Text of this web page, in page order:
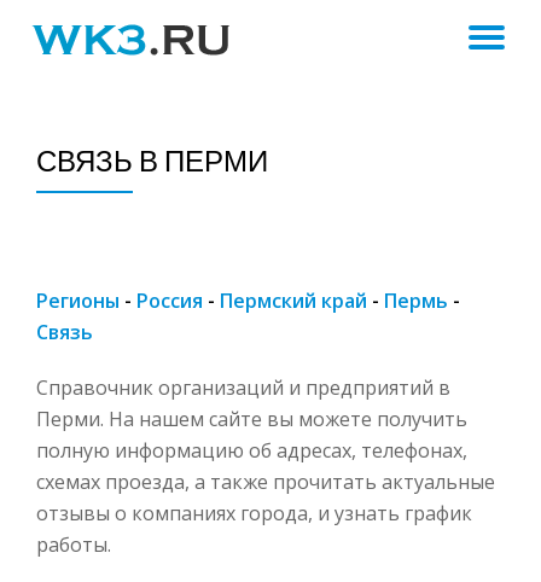
СВЯЗЬ В ПЕРМИ
Регионы - Россия - Пермский край - Пермь -
Связь
Справочник организаций и предприятий в
Перми. На нашем сайте вы можете получить
полную информацию об адресах, телефонах,
схемах проезда, а также прочитать актуальные
отзывы о компаниях города, и узнать график
работы.